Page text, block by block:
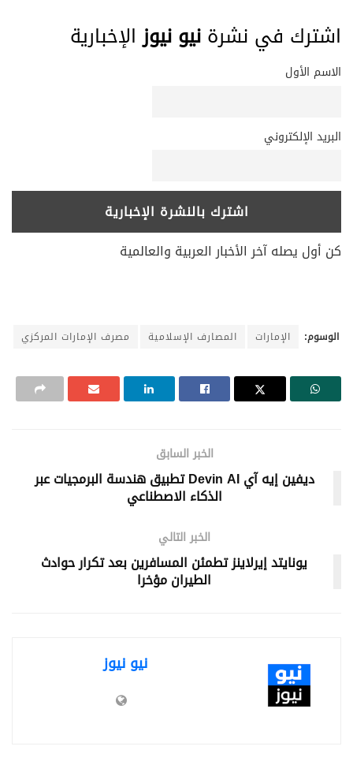
اشترك في نشرةنيو نيوزالإخبارية
الاسم الأول
البريد الإلكتروني
كن أول يصله آخر الأخبار العربية والعالمية
الوسوم: الإمارات المصارف الإسلامية مصرف الإمارات المركزي
الخبر السابق
ديفين إيه آي Devin AI تطبيق هندسة البرمجيات عبر
الذكاء الاصطناعي
الخبر التالي
يونايتد إيرلاينز تطمئن المسافرين بعد تكرار حوادث
الطيران مؤخرا
نيو نيوز